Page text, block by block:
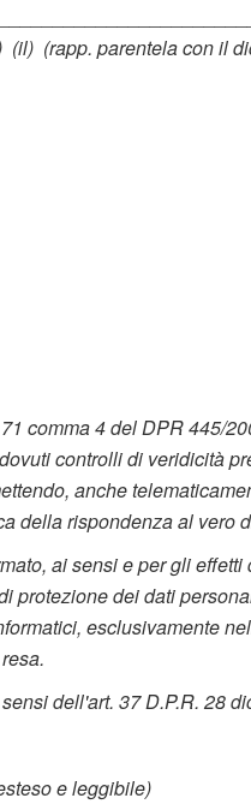
(il) (rapp. parentela con il
comma 4 del DPR 445/
controlli di veridicità
anche
della rispondenza al vero
ai sensi e per gli
protezione dei dati
esclusivamente
dell'art. 37 D.P.R. 28
e leggibile)